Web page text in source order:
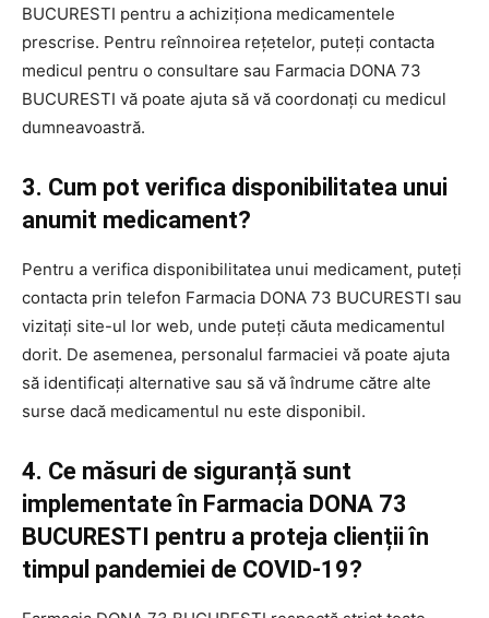
BUCURESTI pentru a achiziționa medicamentele
prescrise. Pentru reînnoirea rețetelor, puteți contacta
medicul pentru o consultare sau Farmacia DONA 73
BUCURESTI vă poate ajuta să vă coordonați cu medicul
dumneavoastră.
3. Cum pot verifica disponibilitatea unui
anumit medicament?
Pentru a verifica disponibilitatea unui medicament, puteți
contacta prin telefon Farmacia DONA 73 BUCURESTI sau
vizitați site-ul lor web, unde puteți căuta medicamentul
dorit. De asemenea, personalul farmaciei vă poate ajuta
să identificați alternative sau să vă îndrume către alte
surse dacă medicamentul nu este disponibil.
4. Ce măsuri de siguranță sunt
implementate în Farmacia DONA 73
BUCURESTI pentru a proteja clienții în
timpul pandemiei de COVID-19?